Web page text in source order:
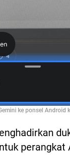
ke ponsel Android
perangkat